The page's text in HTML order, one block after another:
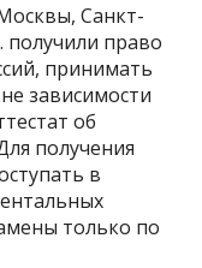
Санкт-
получили право
принимать
зависимости
об
получения
в
только по